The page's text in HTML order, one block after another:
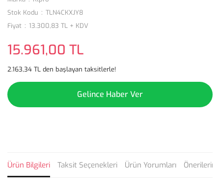
Stok Kodu
TLN4CKXJY8
Fiyat
13.300,83 TL + KDV
15.961,00 TL
2.163,34 TL den başlayan taksitlerle!
Gelince Haber Ver
Ürün Bilgileri Taksit Seçenekleri Ürün Yorumları